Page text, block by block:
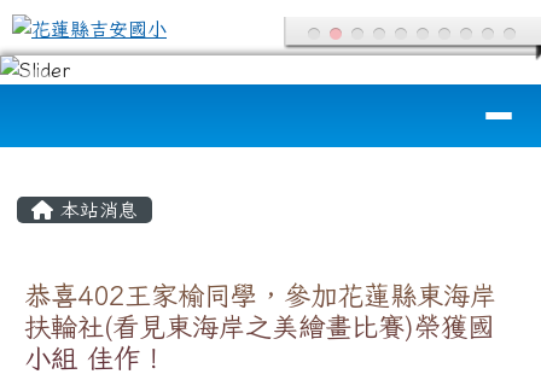
跳至主內容區
花蓮縣吉安國小
本站消息
恭喜402王家榆同學，參加花蓮縣東海岸
扶輪社(看見東海岸之美繪畫比賽)榮獲國
小組 佳作！